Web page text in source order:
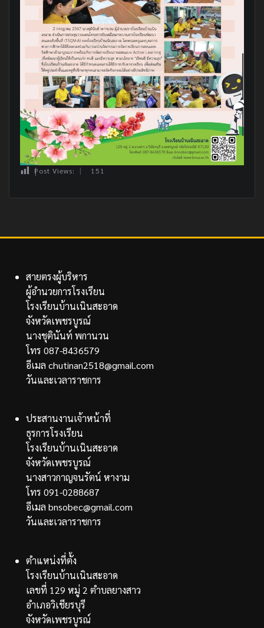
Post Views: 151
สายตรงผู้บริหาร
ผู้อำนวยการโรงเรียน
โรงเรียนบ้านเนินสะอาด
จังหวัดเพชรบูรณ์
นางชุตินันท์ พกานวน
โทร 087-8436579
อีเมล chutinan2518@gmail.com
วันและเวลาราชการ
ประสานงานเจ้าหน้าที่
ธุรการโรงเรียน
โรงเรียนบ้านเนินสะอาด
จังหวัดเพชรบูรณ์
นางสาวกาญจนรัตน์ หางาม
โทร 091-0288687
อีเมล bnsobec@gmail.com
วันและเวลาราชการ
ตำแหน่งที่ตั้ง
โรงเรียนบ้านเนินสะอาด
เลขที่ 129 หมู่ 2 ตำบลยางสาว
อำเภอวิเชียรบุรี
จังหวัดเพชรบูรณ์